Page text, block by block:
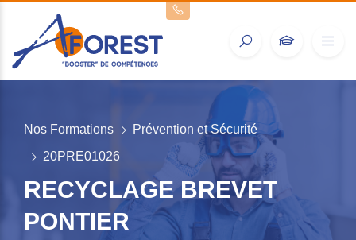
Nos Formations
Prévention et Sécurité
20PRE01026
RECYCLAGE BREVET
PONTIER